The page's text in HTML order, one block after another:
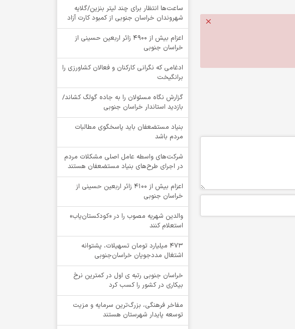
ساعت‌ها انتظار برای چند لیتر بنزین/گلایه
شهروندان خراسان جنوبی از کمبود کارت آزاد
اعزام بیش از 4900 زائر اربعین حسینی از
خراسان جنوبی
ادغامی که نگرانی کارکنان و فعالان کشاورزی را
برانگیخت
گزارش نگاه مسئولان را به جاده گولگ کشاند/
بازدید استاندار خراسان جنوبی
بنیاد مستضعفان باید پاسخگوی مطالبات
مردم باشد
شرکت‌های واسطه عامل اصلی مشکلات مردم
در اجرای طرح‌های بنیاد مستضعفان هستند
اعزام بیش از 4100 زائر اربعین حسینی از
خراسان جنوبی
والدین شهریه مصوب را در «کودکستان‌یاب»
استعلام کنند
۴۷۳ میلیارد تومان تسهیلات، پشتوانه
اشتغال مددجویان خراسان‌جنوبی
خراسان جنوبی رتبه ی اول در کمترین نرخ
بیکاری در کشور را کسب کرد
مفاخر فرهنگی، بزرگ‌ترین سرمایه و مزیت
توسعه پایدار شهرستان هستند